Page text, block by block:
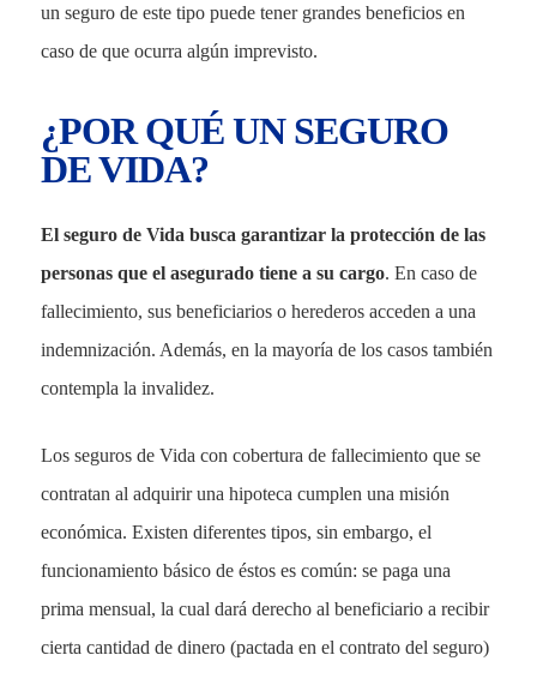
un seguro de este tipo puede tener grandes beneficios en
caso de que ocurra algún imprevisto.
¿POR QUÉ UN SEGURO
DE VIDA?
El seguro de Vida busca garantizar la protección de las
personas que el asegurado tiene a su cargo. En caso de
fallecimiento, sus beneficiarios o herederos acceden a una
indemnización. Además, en la mayoría de los casos también
contempla la invalidez.
Los seguros de Vida con cobertura de fallecimiento que se
contratan al adquirir una hipoteca cumplen una misión
económica. Existen diferentes tipos, sin embargo, el
funcionamiento básico de éstos es común: se paga una
prima mensual, la cual dará derecho al beneficiario a recibir
cierta cantidad de dinero (pactada en el contrato del seguro)